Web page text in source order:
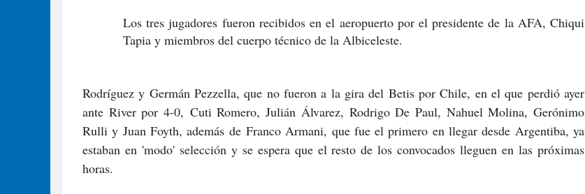
Los tres jugadores fueron recibidos en el aeropuerto por el presidente de la AFA, Chiqui
Tapia y miembros del cuerpo técnico de la Albiceleste.
Rodríguez y Germán Pezzella, que no fueron a la gira del Betis por Chile, en el que perdió ayer
ante River por 4-0, Cuti Romero, Julián Álvarez, Rodrigo De Paul, Nahuel Molina, Gerónimo
Rulli y Juan Foyth, además de Franco Armani, que fue el primero en llegar desde Argentiba, ya
estaban en 'modo' selección y se espera que el resto de los convocados lleguen en las próximas
horas.